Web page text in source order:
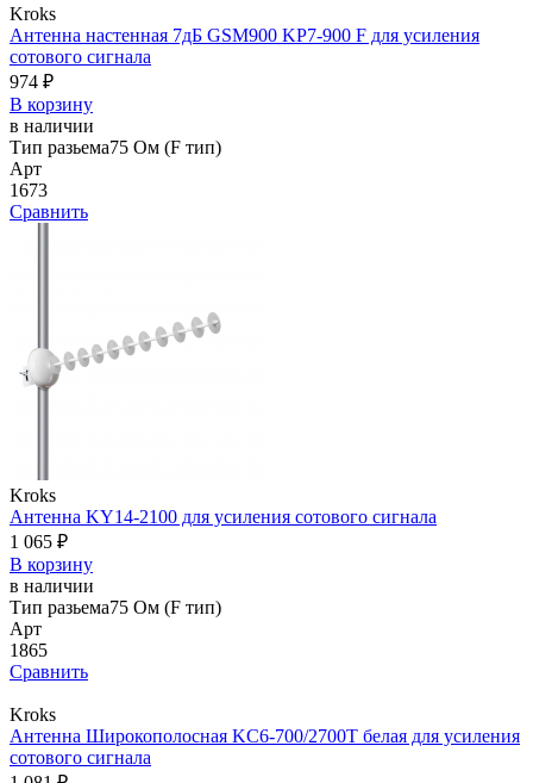
Kroks
Антенна настенная 7дБ GSM900 KP7-900 F для усиления
сотового сигнала
974 ₽
В корзину
в наличии
Тип разьема75 Ом (F тип)
Арт
1673
Сравнить
Kroks
Антенна KY14-2100 для усиления сотового сигнала
1 065 ₽
В корзину
в наличии
Тип разьема75 Ом (F тип)
Арт
1865
Сравнить
Kroks
Антенна Широкополосная KC6-700/2700Т белая для усиления
сотового сигнала